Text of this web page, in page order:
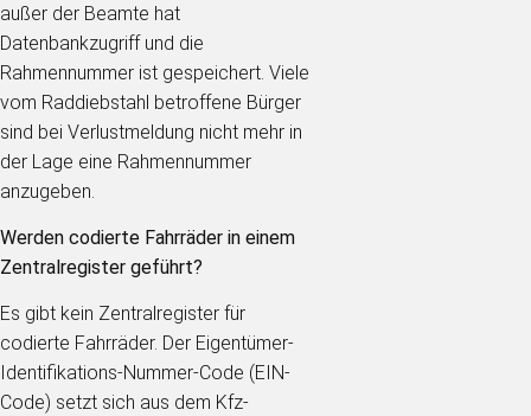
außer der Beamte hat
Datenbankzugriff und die
Rahmennummer ist gespeichert. Viele
vom Raddiebstahl betroffene Bürger
sind bei Verlustmeldung nicht mehr in
der Lage eine Rahmennummer
anzugeben.
Werden codierte Fahrräder in einem
Zentralregister geführt?
Es gibt kein Zentralregister für
codierte Fahrräder. Der Eigentümer-
Identifikations-Nummer-Code (EIN-
Code) setzt sich aus dem Kfz-